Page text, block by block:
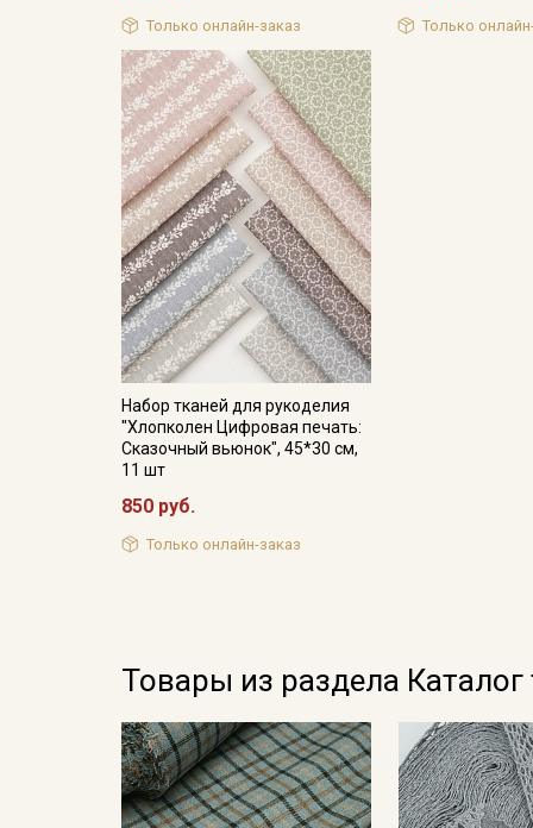
Только онлайн-заказ Только
Набор тканей для рукоделия
"Хлопколен Цифровая печать:
Сказочный вьюнок", 45*30 см,
11 шт
850 руб.
Только онлайн-заказ
Товары из раздела Каталог